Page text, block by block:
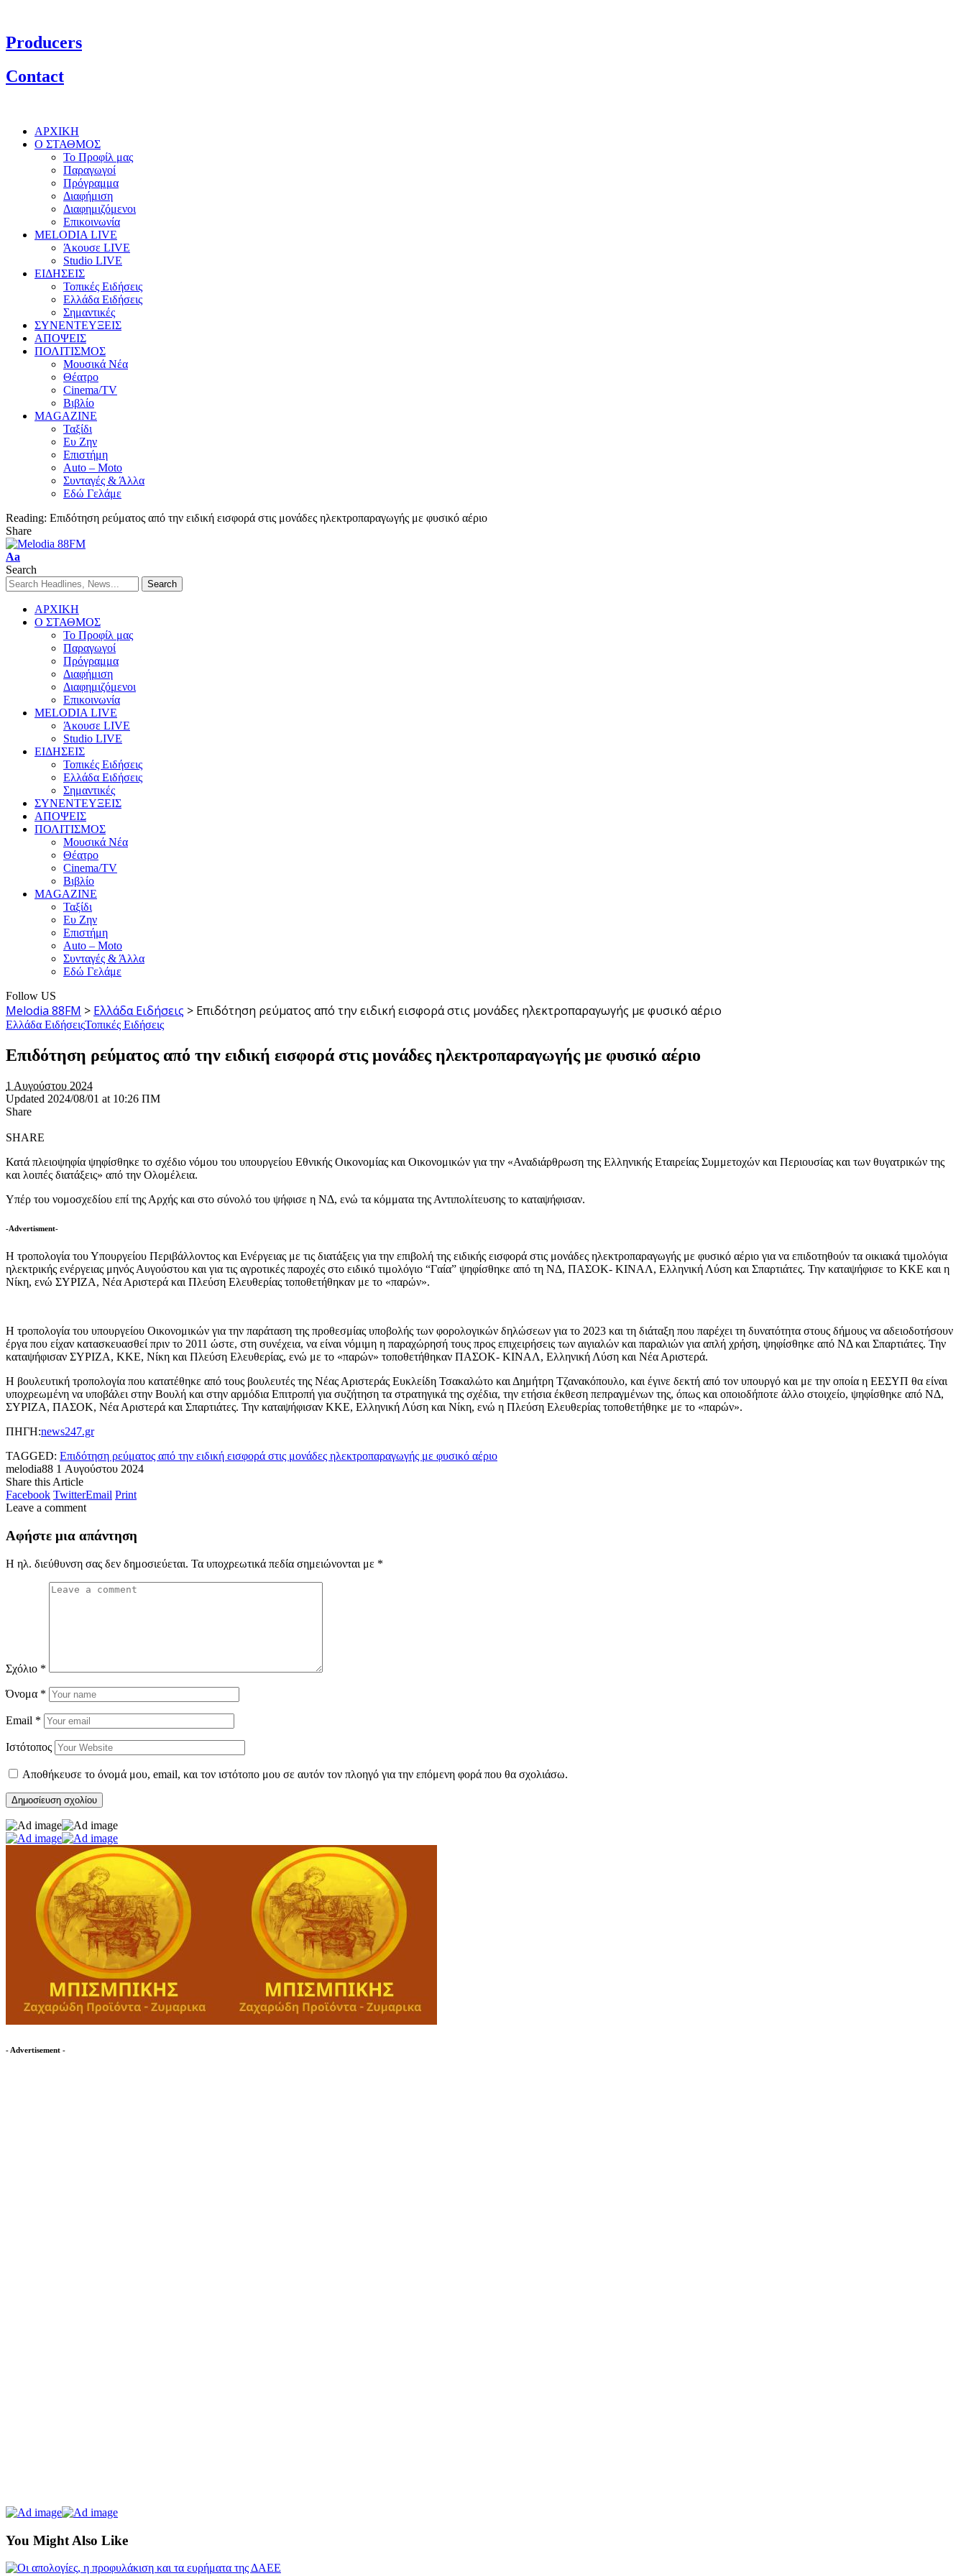
Producers
Contact
ΑΡΧΙΚΗ
Ο ΣΤΑΘΜΟΣ
Το Προφίλ μας
Παραγωγοί
Πρόγραμμα
Διαφήμιση
Διαφημιζόμενοι
Επικοινωνία
MELODIA LIVE
Άκουσε LIVE
Studio LIVE
ΕΙΔΗΣΕΙΣ
Τοπικές Ειδήσεις
Ελλάδα Ειδήσεις
Σημαντικές
ΣΥΝΕΝΤΕΥΞΕΙΣ
ΑΠΟΨΕΙΣ
ΠΟΛΙΤΙΣΜΟΣ
Μουσικά Νέα
Θέατρο
Cinema/TV
Βιβλίο
MAGAZINE
Ταξίδι
Ευ Ζην
Επιστήμη
Auto – Moto
Συνταγές & Άλλα
Εδώ Γελάμε
Reading: Επιδότηση ρεύματος από την ειδική εισφορά στις μονάδες ηλεκτροπαραγωγής με φυσικό αέριο
Share
Aa
Search
ΑΡΧΙΚΗ
Ο ΣΤΑΘΜΟΣ
Το Προφίλ μας
Παραγωγοί
Πρόγραμμα
Διαφήμιση
Διαφημιζόμενοι
Επικοινωνία
MELODIA LIVE
Άκουσε LIVE
Studio LIVE
ΕΙΔΗΣΕΙΣ
Τοπικές Ειδήσεις
Ελλάδα Ειδήσεις
Σημαντικές
ΣΥΝΕΝΤΕΥΞΕΙΣ
ΑΠΟΨΕΙΣ
ΠΟΛΙΤΙΣΜΟΣ
Μουσικά Νέα
Θέατρο
Cinema/TV
Βιβλίο
MAGAZINE
Ταξίδι
Ευ Ζην
Επιστήμη
Auto – Moto
Συνταγές & Άλλα
Εδώ Γελάμε
Follow US
Melodia 88FM > Ελλάδα Ειδήσεις > Επιδότηση ρεύματος από την ειδική εισφορά στις μονάδες ηλεκτροπαραγωγής με φυσικό αέριο
Ελλάδα ΕιδήσειςΤοπικές Ειδήσεις
Επιδότηση ρεύματος από την ειδική εισφορά στις μονάδες ηλεκτροπαραγωγής με φυσικό αέριο
1 Αυγούστου 2024
Updated 2024/08/01 at 10:26 ΠΜ
Share
SHARE
Κατά πλειοψηφία ψηφίσθηκε το σχέδιο νόμου του υπουργείου Εθνικής Οικονομίας και Οικονομικών για την «Αναδιάρθρωση της Ελληνικής Εταιρείας Συμμετοχών και Περιουσίας και των θυγατρικών της
και λοιπές διατάξεις» από την Ολομέλεια.
Υπέρ του νομοσχεδίου επί της Αρχής και στο σύνολό του ψήφισε η ΝΔ, ενώ τα κόμματα της Αντιπολίτευσης το καταψήφισαν.
-Advertisment-
Η τροπολογία του Υπουργείου Περιβάλλοντος και Ενέργειας με τις διατάξεις για την επιβολή της ειδικής εισφορά στις μονάδες ηλεκτροπαραγωγής με φυσικό αέριο για να επιδοτηθούν τα οικιακά τιμολόγια
ηλεκτρικής ενέργειας μηνός Αυγούστου και για τις αγροτικές παροχές στο ειδικό τιμολόγιο “Γαία” ψηφίσθηκε από τη ΝΔ, ΠΑΣΟΚ- ΚΙΝΑΛ, Ελληνική Λύση και Σπαρτιάτες. Την καταψήφισε το ΚΚΕ και η
Νίκη, ενώ ΣΥΡΙΖΑ, Νέα Αριστερά και Πλεύση Ελευθερίας τοποθετήθηκαν με το «παρών».
Η τροπολογία του υπουργείου Οικονομικών για την παράταση της προθεσμίας υποβολής των φορολογικών δηλώσεων για το 2023 και τη διάταξη που παρέχει τη δυνατότητα στους δήμους να αδειοδοτήσουν
έργα που είχαν κατασκευασθεί πριν το 2011 ώστε, στη συνέχεια, να είναι νόμιμη η παραχώρησή τους προς επιχειρήσεις των αιγιαλών και παραλιών για απλή χρήση, ψηφίσθηκε από ΝΔ και Σπαρτιάτες. Την
καταψήφισαν ΣΥΡΙΖΑ, ΚΚΕ, Νίκη και Πλεύση Ελευθερίας, ενώ με το «παρών» τοποθετήθηκαν ΠΑΣΟΚ- ΚΙΝΑΛ, Ελληνική Λύση και Νέα Αριστερά.
Η βουλευτική τροπολογία που κατατέθηκε από τους βουλευτές της Νέας Αριστεράς Ευκλείδη Τσακαλώτο και Δημήτρη Τζανακόπουλο, και έγινε δεκτή από τον υπουργό και με την οποία η ΕΕΣΥΠ θα είναι
υποχρεωμένη να υποβάλει στην Βουλή και στην αρμόδια Επιτροπή για συζήτηση τα στρατηγικά της σχέδια, την ετήσια έκθεση πεπραγμένων της, όπως και οποιοδήποτε άλλο στοιχείο, ψηφίσθηκε από ΝΔ,
ΣΥΡΙΖΑ, ΠΑΣΟΚ, Νέα Αριστερά και Σπαρτιάτες. Την καταψήφισαν ΚΚΕ, Ελληνική Λύση και Νίκη, ενώ η Πλεύση Ελευθερίας τοποθετήθηκε με το «παρών».
ΠΗΓΗ:news247.gr
TAGGED: Επιδότηση ρεύματος από την ειδική εισφορά στις μονάδες ηλεκτροπαραγωγής με φυσικό αέριο
melodia88 1 Αυγούστου 2024
Share this Article
Facebook TwitterEmail Print
Leave a comment
Αφήστε μια απάντηση
Η ηλ. διεύθυνση σας δεν δημοσιεύεται. Τα υποχρεωτικά πεδία σημειώνονται με *
Σχόλιο *
Όνομα *
Email *
Ιστότοπος
Αποθήκευσε το όνομά μου, email, και τον ιστότοπο μου σε αυτόν τον πλοηγό για την επόμενη φορά που θα σχολιάσω.
- Advertisement -
You Might Also Like